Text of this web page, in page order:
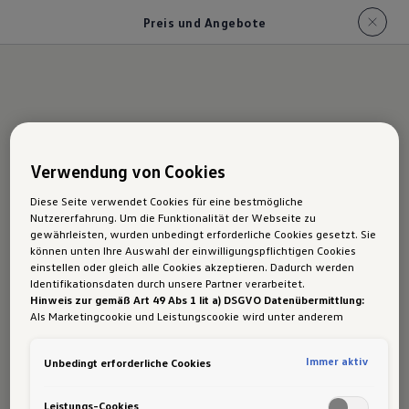
Preis und Angebote
aktuelle Angebote
Bereits ab € 47.390,- in der
Ausstattungslinie Business
eHybrid.
Für Privatkunden
Verwendung von Cookies
Diese Seite verwendet Cookies für eine bestmögliche
Nutzererfahrung. Um die Funktionalität der Webseite zu
gewährleisten, wurden unbedingt erforderliche Cookies gesetzt. Sie
können unten Ihre Auswahl der einwilligungspflichtigen Cookies
einstellen oder gleich alle Cookies akzeptieren. Dadurch werden
Identifikationsdaten durch unsere Partner verarbeitet.
Hinweis zur gemäß Art 49 Abs 1 lit a) DSGVO Datenübermittlung:
Als Marketingcookie und Leistungscookie wird unter anderem
Daten in die USA (insbesondere dort an die Google LLC) weitergibt.
Unbedingt erforderliche Cookies Immer aktiv
Leistungs-Cookies